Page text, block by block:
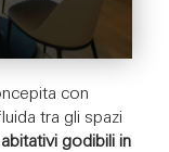
con
tra gli spazi
godibili in